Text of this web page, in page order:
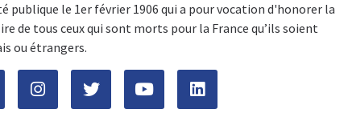
publique le 1er février 1906 qui a pour vocation d'honorer la
de tous ceux qui sont morts pour la France qu’ils soient
ou étrangers.